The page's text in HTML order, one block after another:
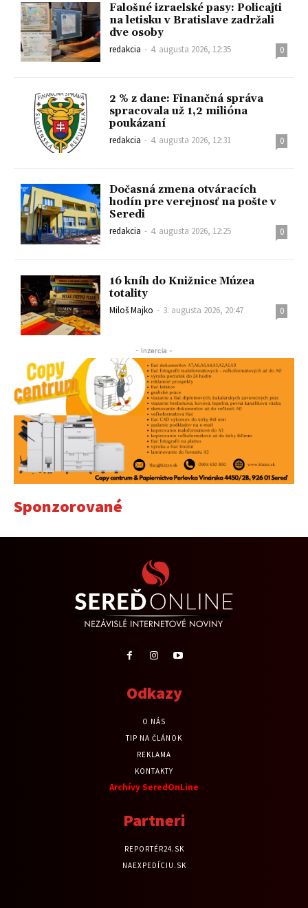
Falošné izraelské pasy: Policajti
na letisku v Bratislave zadržali
dve osoby
redakcia - 4. augusta 2026, 12:35 0
2 % z dane: Finančná správa
spracovala už 1,2 milióna
poukázaní
redakcia - 4. augusta 2026, 12:31 0
Dočasná zmena otváracích
hodín pre verejnosť na pošte v
Seredi
redakcia - 4. augusta 2026, 12:25 0
16 kníh do Knižnice Múzea
totality
Miloš Majko - 3. augusta 2026, 20:47 0
- Inzercia -
Sponzorované
Odkazy
O NÁS
TIP NA ČLÁNOK
REKLAMA
KONTAKTY
Archívy SeredOnLine
Partneri
REPORTÉR24.SK
NAEXPEDÍCIU.SK